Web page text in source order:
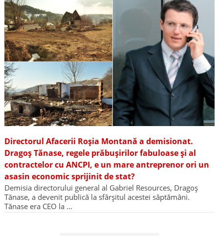
Directorul Afacerii Roșia Montană a demisionat.
Dragoș Tănase, regele prăbușirilor fabuloase și al
contractelor cu ANCPI, e un mare antreprenor ori un
asasin economic sprijinit de stat?
Demisia directorului general al Gabriel Resources, Dragoș
Tănase, a devenit publică la sfârșitul acestei săptămâni.
Tănase era CEO la …